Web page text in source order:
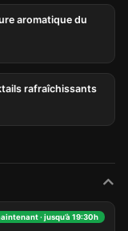
aromatique du
rafraîchissants
· jusqu’à 19:30h